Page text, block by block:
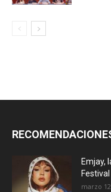
Emjay,
Festival
marzo